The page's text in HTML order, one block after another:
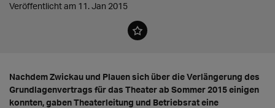
Veröffentlicht am 11. Jan 2015
Nachdem Zwickau und Plauen sich über die Verlängerung des
Grundlagenvertrags für das Theater ab Sommer 2015 einigen
konnten, gaben Theaterleitung und Betriebsrat eine